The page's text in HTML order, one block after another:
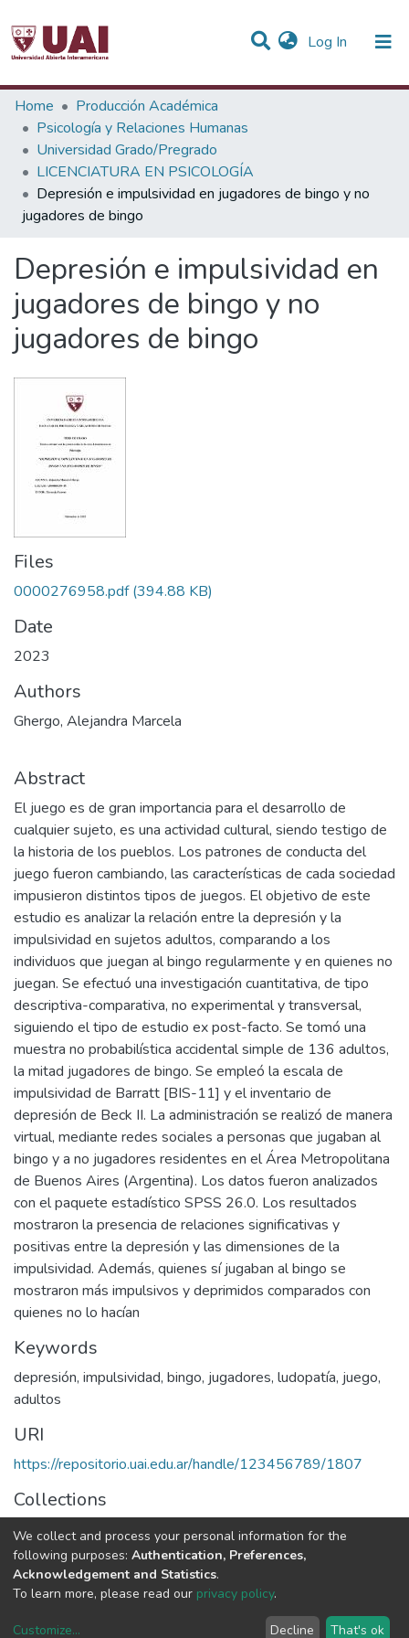
Log In (current)
Statistics
Communities & Collections
All of DSpace
Home
Producción Académica
Psicología y Relaciones Humanas
Universidad Grado/Pregrado
LICENCIATURA EN PSICOLOGÍA
Depresión e impulsividad en jugadores de bingo y no
jugadores de bingo
Depresión e impulsividad en
jugadores de bingo y no
jugadores de bingo
Files
0000276958.pdf (394.88 KB)
Date
2023
Authors
Ghergo, Alejandra Marcela
Abstract
El juego es de gran importancia para el desarrollo de
cualquier sujeto, es una actividad cultural, siendo testigo de
la historia de los pueblos. Los patrones de conducta del
juego fueron cambiando, las características de cada sociedad
impusieron distintos tipos de juegos. El objetivo de este
estudio es analizar la relación entre la depresión y la
impulsividad en sujetos adultos, comparando a los
individuos que juegan al bingo regularmente y en quienes no
juegan. Se efectuó una investigación cuantitativa, de tipo
descriptiva-comparativa, no experimental y transversal,
siguiendo el tipo de estudio ex post-facto. Se tomó una
muestra no probabilística accidental simple de 136 adultos,
la mitad jugadores de bingo. Se empleó la escala de
impulsividad de Barratt [BIS-11] y el inventario de
depresión de Beck II. La administración se realizó de manera
virtual, mediante redes sociales a personas que jugaban al
bingo y a no jugadores residentes en el Área Metropolitana
de Buenos Aires (Argentina). Los datos fueron analizados
con el paquete estadístico SPSS 26.0. Los resultados
mostraron la presencia de relaciones significativas y
positivas entre la depresión y las dimensiones de la
impulsividad. Además, quienes sí jugaban al bingo se
mostraron más impulsivos y deprimidos comparados con
quienes no lo hacían
Keywords
depresión, impulsividad, bingo, jugadores, ludopatía, juego,
adultos
URI
https://repositorio.uai.edu.ar/handle/123456789/1807
Collections
LICENCIATURA EN PSICOLOGÍA
Full item page
DSpace software copyright © 2002-2026 LYRASIS
We collect and process your personal information for the
following purposes: Authentication, Preferences,
Acknowledgement and Statistics.
To learn more, please read our privacy policy.
Customize... Decline That's ok